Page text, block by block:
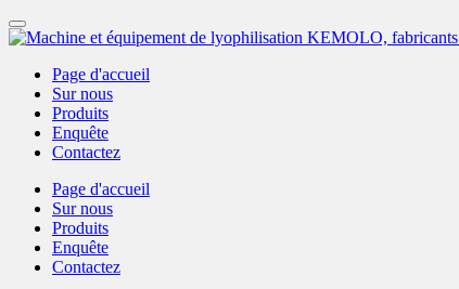
Page d'accueil
Sur nous
Produits
Enquête
Contactez
Page d'accueil
Sur nous
Produits
Enquête
Contactez